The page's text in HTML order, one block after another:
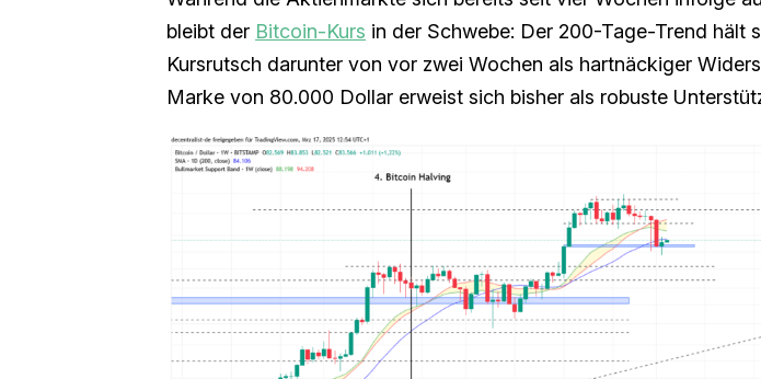
bleibt der Bitcoin-Kurs in der Schwebe: Der 200-Tage-Trend hält
Kursrutsch darunter von vor zwei Wochen als hartnäckiger
Marke von 80.000 Dollar erweist sich bisher als robuste